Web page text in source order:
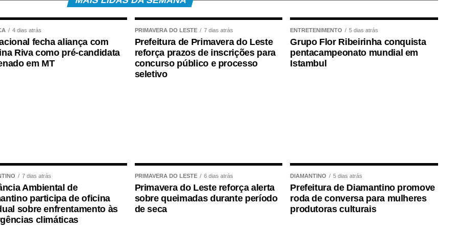
“Mato Grosso possui uma riqueza amplamente
nas mãos de poucos. O grande desafio é
Tributária pode ser um importante instrumento
de Turismo e Hospitalidade da Fecomércio-MT
Coltri Junior e Ilson Sanches abordaram o tema
nos municípios com potencial turístico do estado”.
e Processual, Ilson Sanches explicou que, por
4 dias atrás
fecha aliança com
Riva como pré-candidata
em MT
PRIMAVERA DO LESTE 7 dias atrás
Prefeitura de Primavera do Leste
reforça prazos de inscrições para
concurso público e processo
seletivo
ENTRETENIMENTO 5 dias atrás
Grupo Flor Ribeirinha conquista
pentacampeonato mundial em
Istambul
7 dias atrás
Ambiental de
participa de oficina
sobre enfrentamento às
climáticas
PRIMAVERA DO LESTE 6 dias atrás
Primavera do Leste reforça alerta
sobre queimadas durante período
de seca
DIAMANTINO 5 dias atrás
Prefeitura de Diamantino promove
roda de conversa para mulheres
produtoras culturais